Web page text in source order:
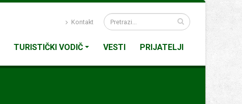
Kontakt
TURISTIČKI VODIČ VESTI PRIJATELJI